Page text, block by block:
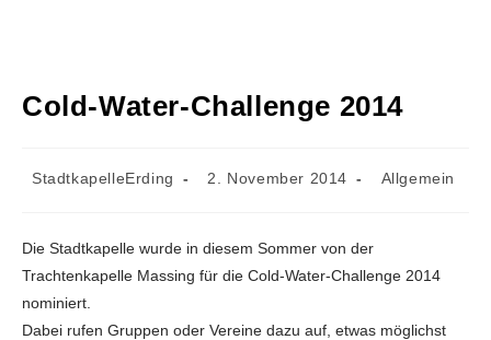
Cold-Water-Challenge 2014
Beitrags-
StadtkapelleErding
Beitrag
2. November 2014
Beitrags-
Allgemein
Die Stadtkapelle wurde in diesem Sommer von der
Trachtenkapelle Massing für die Cold-Water-Challenge 2014
nominiert.
Dabei rufen Gruppen oder Vereine dazu auf, etwas möglichst